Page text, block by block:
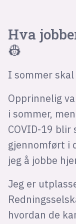
Hva
👷
I sommer skal
Opprinnelig
i sommer,
COVID-19 blir
gjennomført i
jeg å jobbe
Jeg er
hvordan de